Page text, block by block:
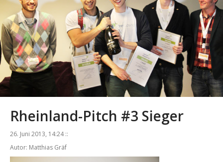
Rheinland-Pitch #3 Sieger
26. Juni 2013, 14:24 ::
Autor: Matthias Gräf